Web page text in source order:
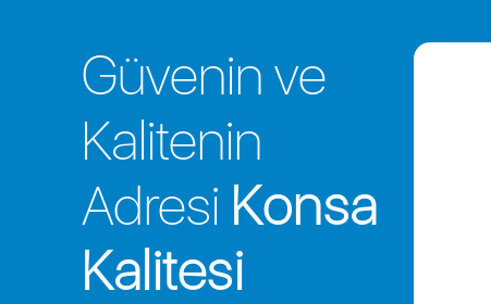
Güvenin ve
Kalitenin
Adresi Konsa
Kalitesi